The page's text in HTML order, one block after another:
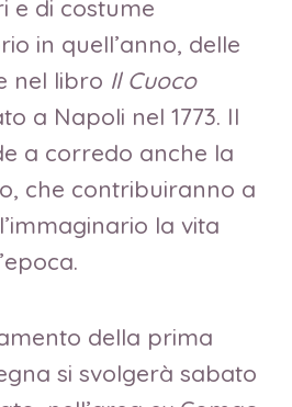
e di costume
in quell’anno, delle
nel libro Il Cuoco
a Napoli nel 1773. Il
a corredo anche la
che contribuiranno a
la vita
della prima
si svolgerà sabato